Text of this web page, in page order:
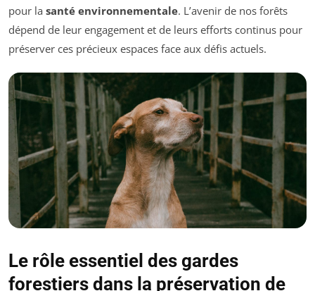
pour la santé environnementale. L’avenir de nos forêts
dépend de leur engagement et de leurs efforts continus pour
préserver ces précieux espaces face aux défis actuels.
Le rôle essentiel des gardes
forestiers dans la préservation de